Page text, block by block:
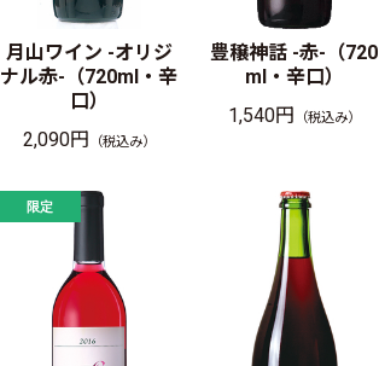
月山ワイン -オリジ
ナル赤-（720ml・辛
口）
2,090円 （税込み）
豊穣神話 -赤-（720
ml・辛口）
1,540円 （税込み）